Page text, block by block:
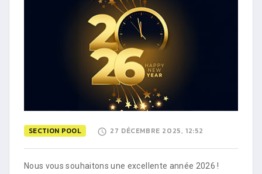
SECTION POOL 27 DÉCEMBRE 2025, 12:52
Nous vous souhaitons une excellente année 2026 !